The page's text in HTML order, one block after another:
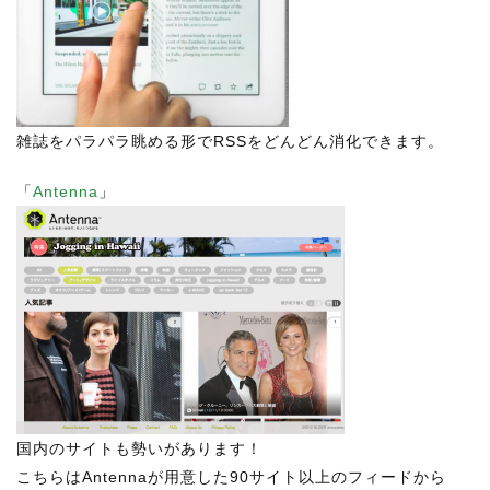
雑誌をパラパラ眺める形でRSSをどんどん消化できます。
「Antenna 」
国内のサイトも勢いがあります！
こちらはAntennaが用意した90サイト以上のフィードから